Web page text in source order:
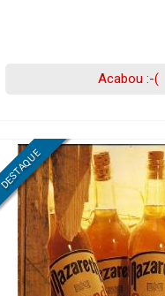
Acabou :-(